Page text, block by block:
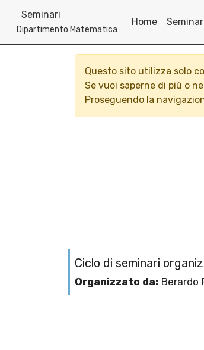
Seminari
Dipartimento Matematica
Home
Questo sito utilizza solo
Se vuoi saperne di più o
Proseguendo la
Ciclo di seminari
Organizzato da: Berardo